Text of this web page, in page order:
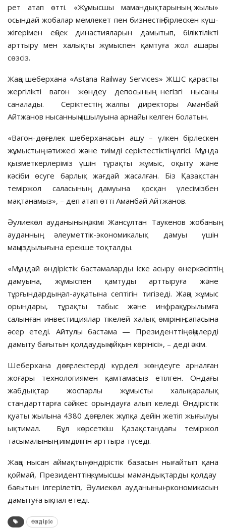
рет атап өтті. «Жұмысшы мамандықтарының жылы»
осындай жобалар мемлекет пен бизнестің бірлескен күш-
жігерімен еңбек династияларын дамытып, біліктілікті
арттыру мен халықты жұмыспен қамтуға жол ашары
сөзсіз.
Жаңа шеберхана «Astana Railway Services» ЖШС қарасты
жергілікті вагон жөндеу депосының негізгі нысаны
саналады. Серіктестің жалпы директоры Аманбай
Айтжанов нысанның ашылуына арнайы келген болатын.
«Вагон-дөңгелек шеберханасын ашу – үлкен бірлескен
жұмыстың нәтижесі және тиімді серіктестіктің үлгісі. Мұнда
қызметкерлеріміз үшін тұрақты жұмыс, оқыту және
кәсіби өсуге барлық жағдай жасалған. Біз Қазақстан
теміржол саласының дамуына қосқан үлесімізбен
мақтанамыз», – деп атап өтті Аманбай Айтжанов.
Әулиекөл ауданының әкімі Жансұлтан Таукенов жобаның
ауданның әлеуметтік-экономикалық дамуы үшін
маңыздылығына ерекше тоқталды.
«Мұндай өндірістік бастамаларды іске асыру өнеркәсіптің
дамуына, жұмыспен қамтуды арттыруға және
тұрғындардың әл-ауқатына септігін тигізеді. Жаңа жұмыс
орындары, тұрақты табыс және инфрақұрылымға
салынған инвестициялар тікелей халық өмірінің сапасына
әсер етеді. Айтулы бастама — Президенттің өңірлерді
дамыту бағытын қолдаудың айқын көрінісі», – деді әкім.
Шеберхана дөңгелектерді күрделі жөндеуге арналған
жоғары технологиямен қамтамасыз етілген. Ондағы
жабдықтар жоспарлы жұмысты халықаралық
стандарттарға сәйкес орындауға алып келеді. Өндірістік
қуаты жылына 4380 дөңгелек жұпқа дейін жетіп жығылуы
ықтимал. Бұл көрсеткіш Қазақстандағы теміржол
тасымалының тиімділігін арттыра түседі.
Жаңа нысан аймақтың өндірістік базасын нығайтып қана
қоймай, Президенттің жұмысшы мамандықтарды қолдау
бағытын ілгерілетіп, Әулиекөл ауданының экономикасын
дамытуға ықпал етеді.
Өндіріс